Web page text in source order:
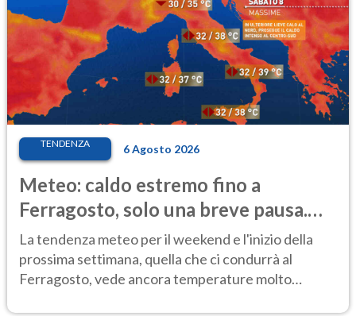
TENDENZA 6 Agosto 2026
Meteo: caldo estremo fino a
Ferragosto, solo una breve pausa.
Ecco dove
La tendenza meteo per il weekend e l'inizio della
prossima settimana, quella che ci condurrà al
Ferragosto, vede ancora temperature molto